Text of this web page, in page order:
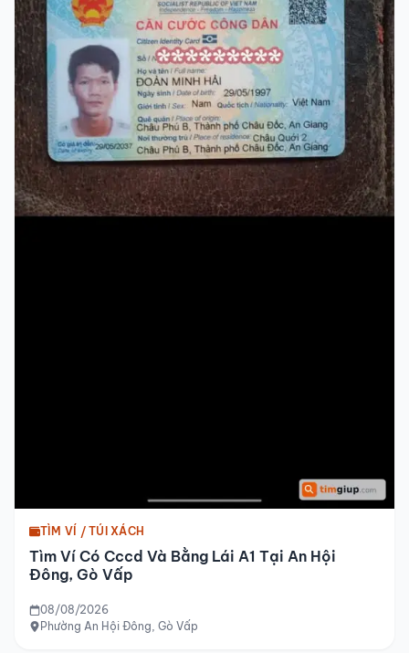
TÌM VÍ / TÚI XÁCH
Tìm Ví Có Cccd Và Bằng Lái A1 Tại An Hội
Đông, Gò Vấp
08/08/2026
Phường An Hội Đông, Gò Vấp